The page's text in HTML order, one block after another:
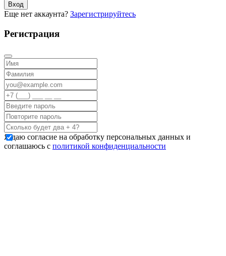
Вход
Еще нет аккаунта? Зарегистрируйтесь
Регистрация
Я даю согласие на обработку персональных данных и
соглашаюсь с политикой конфиденциальности